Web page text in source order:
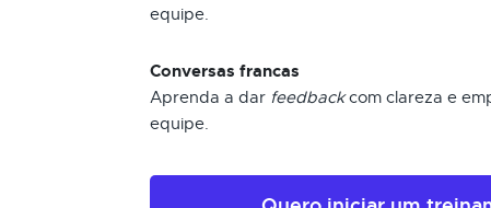
equipe.
Conversas francas
Aprenda a dar feedbackcom clareza e
equipe.